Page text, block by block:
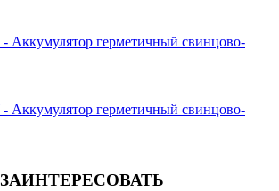
Аккумулятор герметичный свинцово-
Аккумулятор герметичный свинцово-